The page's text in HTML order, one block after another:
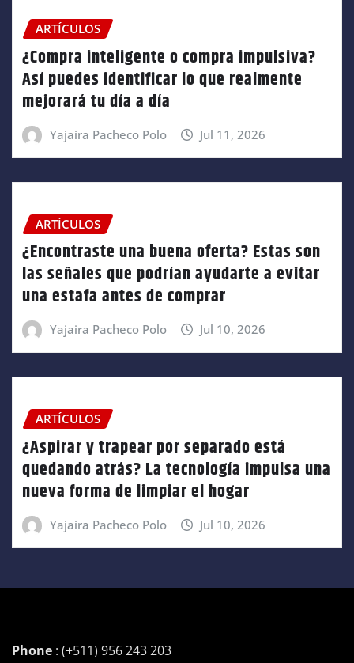
ARTÍCULOS
¿Compra inteligente o compra impulsiva?
Así puedes identificar lo que realmente
mejorará tu día a día
Yajaira Pacheco Polo Jul 11, 2026
ARTÍCULOS
¿Encontraste una buena oferta? Estas son
las señales que podrían ayudarte a evitar
una estafa antes de comprar
Yajaira Pacheco Polo Jul 10, 2026
ARTÍCULOS
¿Aspirar y trapear por separado está
quedando atrás? La tecnología impulsa una
nueva forma de limpiar el hogar
Yajaira Pacheco Polo Jul 10, 2026
Phone : (+511) 956 243 203